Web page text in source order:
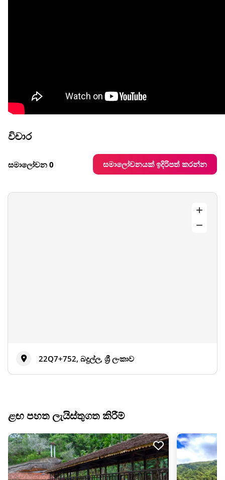
විචාර
සමාලෝචන 0 සමාලෝචනයක් ඉදිරිපත් කරන්න
22Q7+752, බදුල්ල, ශ්‍රී ලංකාව
ළඟ පහත ලැයිස්තුගත කිරීම්